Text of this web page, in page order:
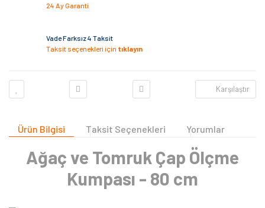
24 Ay Garanti
Vade Farksız 4 Taksit
Taksit seçenekleri için tıklayın
Karşılaştır
Ürün Bilgisi Taksit Seçenekleri Yorumlar
Ağaç ve Tomruk Çap Ölçme
Kumpası - 80 cm